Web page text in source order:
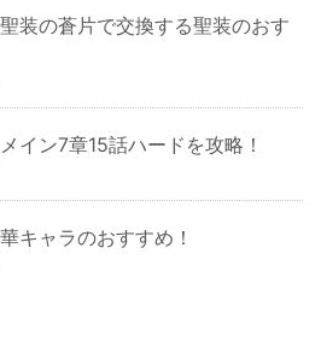
聖装の蒼片で交換する聖装のおす
イン7章15話ハードを攻略！
キャラのおすすめ！